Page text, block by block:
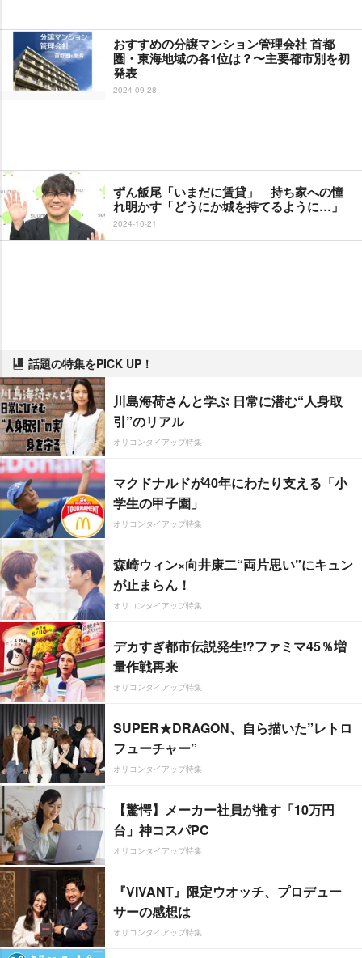
おすすめの分譲マンション管理会社 首都
圏・東海地域の各1位は？〜主要都市別を初
発表
2024-09-28
ずん飯尾「いまだに賃貸」 持ち家への憧
れ明かす「どうにか城を持てるように…」
2024-10-21
話題の特集をPICK UP！
川島海荷さんと学ぶ 日常に潜む“人身取
引”のリアル
オリコンタイアップ特集
マクドナルドが40年にわたり支える「小
学生の甲子園」
オリコンタイアップ特集
森崎ウィン×向井康二“両片思い”にキュン
が止まらん！
オリコンタイアップ特集
デカすぎ都市伝説発生!?ファミマ45％増
量作戦再来
オリコンタイアップ特集
SUPER★DRAGON、自ら描いた”レトロ
フューチャー”
オリコンタイアップ特集
【驚愕】メーカー社員が推す「10万円
台」神コスパPC
オリコンタイアップ特集
『VIVANT』限定ウオッチ、プロデュー
サーの感想は
オリコンタイアップ特集